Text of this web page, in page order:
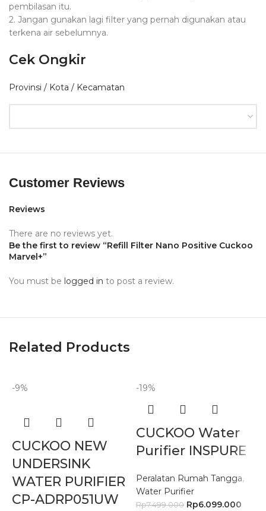
pembilasan itu.
2. Jangan gunakan lagi filter yang pernah digunakan atau
terkena air sebelumnya.
Cek Ongkir
Provinsi / Kota / Kecamatan
Customer Reviews
Reviews
There are no reviews yet.
Be the first to review “Refill Filter Nano Positive Cuckoo
Marvel+”
You must be logged in to post a review.
Related Products
-9%
CUCKOO NEW
UNDERSINK
WATER PURIFIER
CP-ADRP051UW
-19%
CUCKOO Water
Purifier INSPURE
Peralatan Rumah Tangga,
Water Purifier
Rp7.499.000 Rp6.099.000